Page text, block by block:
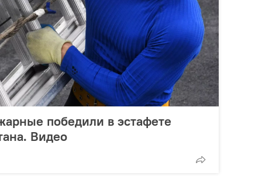
победили в эстафете
Видео